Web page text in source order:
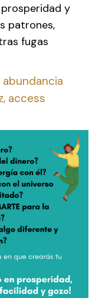
y
patrones,
fugas